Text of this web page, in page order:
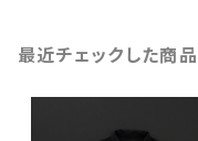
最近チェックした商品